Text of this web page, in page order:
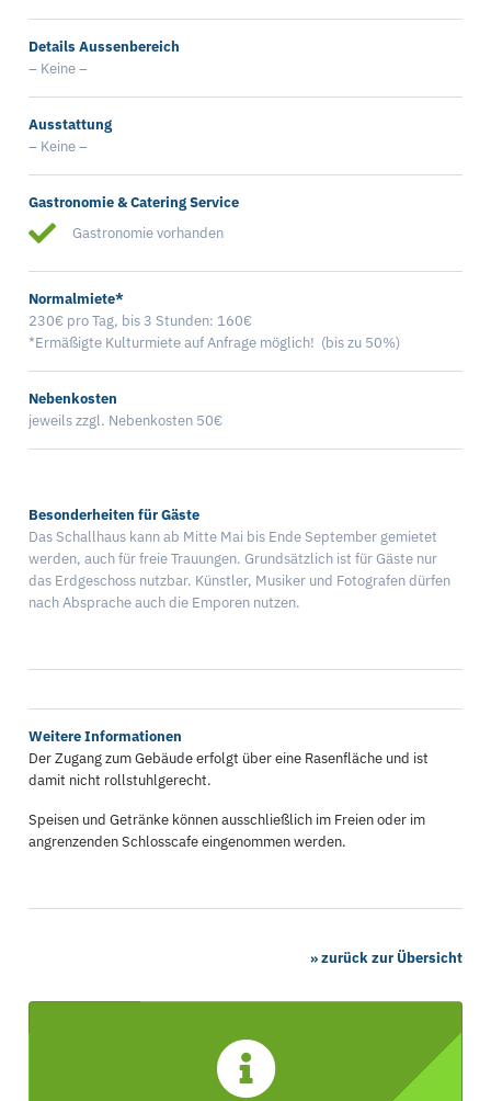
Details Aussenbereich
– Keine –
Ausstattung
– Keine –
Gastronomie & Catering Service
Gastronomie vorhanden
Normalmiete*
230€ pro Tag, bis 3 Stunden: 160€
*Ermäßigte Kulturmiete auf Anfrage möglich! (bis zu 50%)
Nebenkosten
jeweils zzgl. Nebenkosten 50€
Besonderheiten für Gäste
Das Schallhaus kann ab Mitte Mai bis Ende September gemietet
werden, auch für freie Trauungen. Grundsätzlich ist für Gäste nur
das Erdgeschoss nutzbar. Künstler, Musiker und Fotografen dürfen
nach Absprache auch die Emporen nutzen.
Weitere Informationen
Der Zugang zum Gebäude erfolgt über eine Rasenfläche und ist
damit nicht rollstuhlgerecht.
Speisen und Getränke können ausschließlich im Freien oder im
angrenzenden Schlosscafe eingenommen werden.
» zurück zur Übersicht